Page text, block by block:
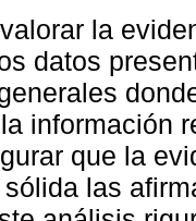
la
datos
información
que la
las